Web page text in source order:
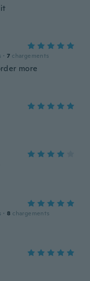
· 7 chargements
more
· 8 chargements